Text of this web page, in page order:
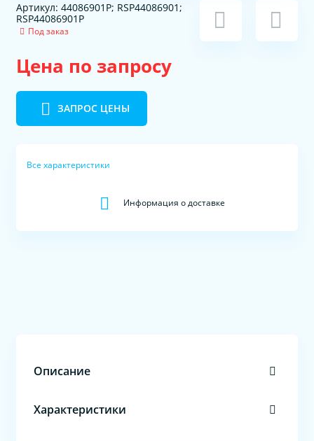
Артикул: 44086901P; RSP44086901;
RSP44086901P
Под заказ
Цена по запросу
ЗАПРОС ЦЕНЫ
Все характеристики
Информация о доставке
Описание
Характеристики